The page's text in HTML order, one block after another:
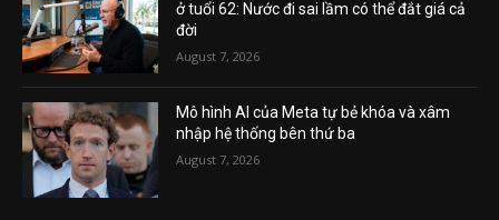
ở tuổi 62: Nước đi sai lầm có thể đắt giá cả
đời
August 7, 2026
Mô hình AI của Meta tự bẻ khóa và xâm
nhập hệ thống bên thứ ba
August 7, 2026